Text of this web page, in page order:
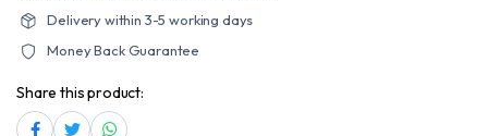
Delivery within 3-5 working days
Money Back Guarantee
Share this product: